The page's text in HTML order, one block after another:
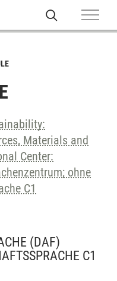
Materials and
Center:
ohne
C1
(DAF)
C1